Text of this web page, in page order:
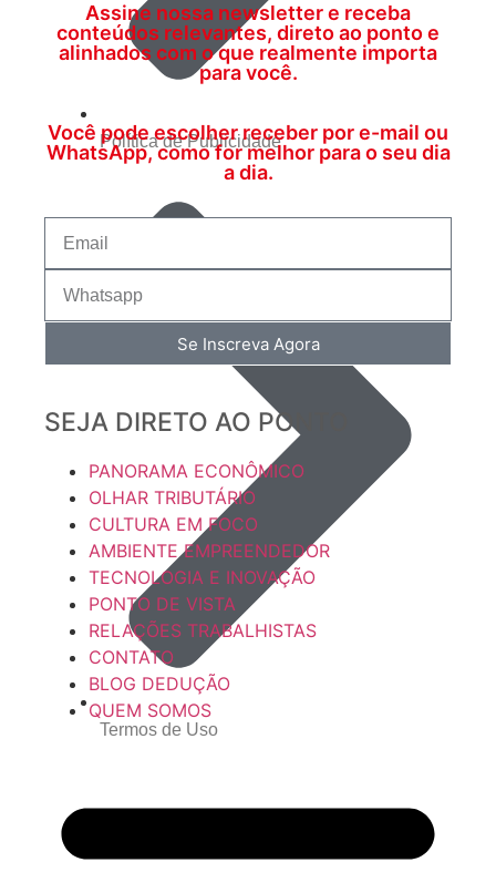
Política de Publicidade
Termos de Uso
Assine nossa newsletter e receba
conteúdos relevantes, direto ao ponto e
alinhados com o que realmente importa
para você.
Você pode escolher receber por e-mail ou
WhatsApp, como for melhor para o seu dia
a dia.
Se Inscreva Agora
SEJA DIRETO AO PONTO
PANORAMA ECONÔMICO
OLHAR TRIBUTÁRIO
CULTURA EM FOCO
AMBIENTE EMPREENDEDOR
TECNOLOGIA E INOVAÇÃO
PONTO DE VISTA
RELAÇÕES TRABALHISTAS
CONTATO
BLOG DEDUÇÃO
QUEM SOMOS